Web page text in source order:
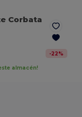
Corbata
-22%
almacén!